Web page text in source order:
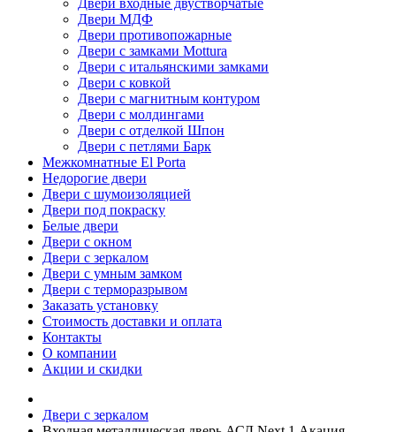
Двери входные двустворчатые
Двери МДФ
Двери противопожарные
Двери с замками Mottura
Двери с итальянскими замками
Двери с ковкой
Двери с магнитным контуром
Двери с молдингами
Двери с отделкой Шпон
Двери с петлями Барк
Межкомнатные El Porta
Недорогие двери
Двери с шумоизоляцией
Двери под покраску
Белые двери
Двери с окном
Двери с зеркалом
Двери с умным замком
Двери с терморазрывом
Заказать установку
Стоимость доставки и оплата
Контакты
О компании
Акции и скидки
Двери с зеркалом